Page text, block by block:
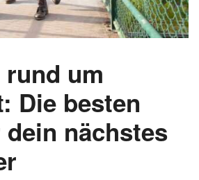
um
Die besten
dein nächstes